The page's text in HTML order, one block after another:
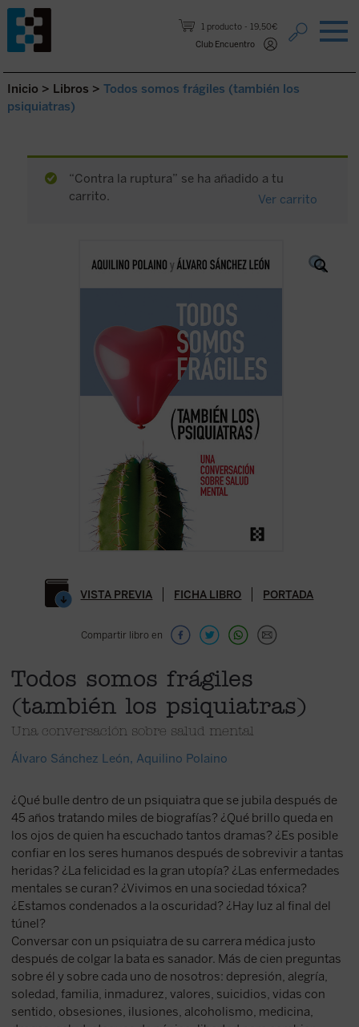
1 producto
19,50€
Club Encuentro
Saltar al contenido.
Inicio > Libros > Todos somos frágiles (también los
psiquiatras)
“Contra la ruptura” se ha añadido a tu
carrito.
Ver carrito
VISTA PREVIA FICHA LIBRO PORTADA
Compartir libro en
Todos somos frágiles
(también los psiquiatras)
Una conversación sobre salud mental
Álvaro Sánchez León, Aquilino Polaino
¿Qué bulle dentro de un psiquiatra que se jubila después de
45 años tratando miles de biografías? ¿Qué brillo queda en
los ojos de quien ha escuchado tantos dramas? ¿Es posible
confiar en los seres humanos después de sobrevivir a tantas
heridas? ¿La felicidad es la gran utopía? ¿Las enfermedades
mentales se curan? ¿Vivimos en una sociedad tóxica?
¿Estamos condenados a la oscuridad? ¿Hay luz al final del
túnel?
Conversar con un psiquiatra de su carrera médica justo
después de colgar la bata es sanador. Más de cien preguntas
sobre él y sobre cada uno de nosotros: depresión, alegría,
soledad, familia, inmadurez, valores, suicidios, vidas con
sentido, obsesiones, ilusiones, alcoholismo, medicina,